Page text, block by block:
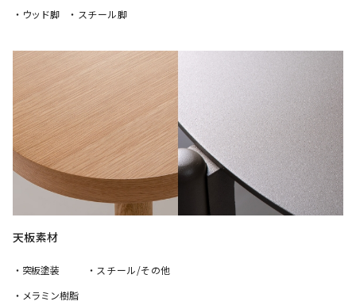
・ウッド脚 ・スチール脚
天板素材
・突板塗装
・メラミン樹脂
・スチール/その他